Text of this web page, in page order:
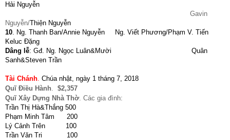
Hải Nguyễn
Gavin
Nguyễn/Thiện Nguyễn
10. Ng. Thanh Ban/Annie Nguyễn Ng. Viết Phương/Phạm V. Tiến
Keluc Đặng
Dâng lễ: Gđ. Ng. Ngọc Luân&Mười Quân
Sanh&Steven Trần
Tài Chánh. Chúa nhật, ngày 1 tháng 7, 2018
Quĩ Điều Hành. $2,357
Quĩ Xây Dựng Nhà Thờ. Các gia đình:
Trần Thị Hà&Thắng 500
Phạm Minh Tâm 200
Lý Cảnh Trên 100
Trần Văn Tri 100